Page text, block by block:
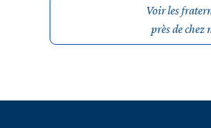
Voir les
près de chez